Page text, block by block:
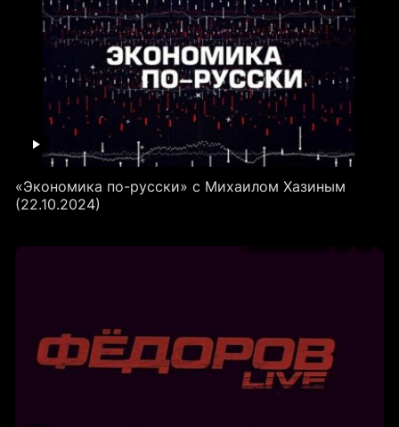
«Экономика по-русски» с Михаилом Хазиным
(22.10.2024)